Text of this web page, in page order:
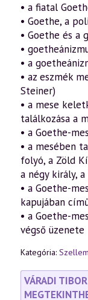
–
Egy
Goethe-
mese
értelmezése
(2013.11.30.)
mennyiség
• a fiatal
• Goethe, a
• Goethe és a
•
• a
• az eszmék
Steiner)
• a mese
találkozása a
• a Goethe-
• a mesében
folyó, a Zöld
a négy király,
• a Goethe-
kapujában
• a Goethe-
végső üzenete
Kategória:
VÁRADI